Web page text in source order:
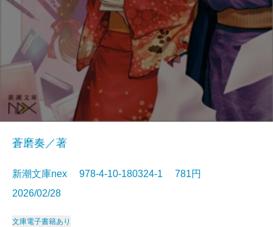
蒼磨奏／著
新潮文庫nex 978-4-10-180324-1 781円
2026/02/28
文庫電子書籍あり